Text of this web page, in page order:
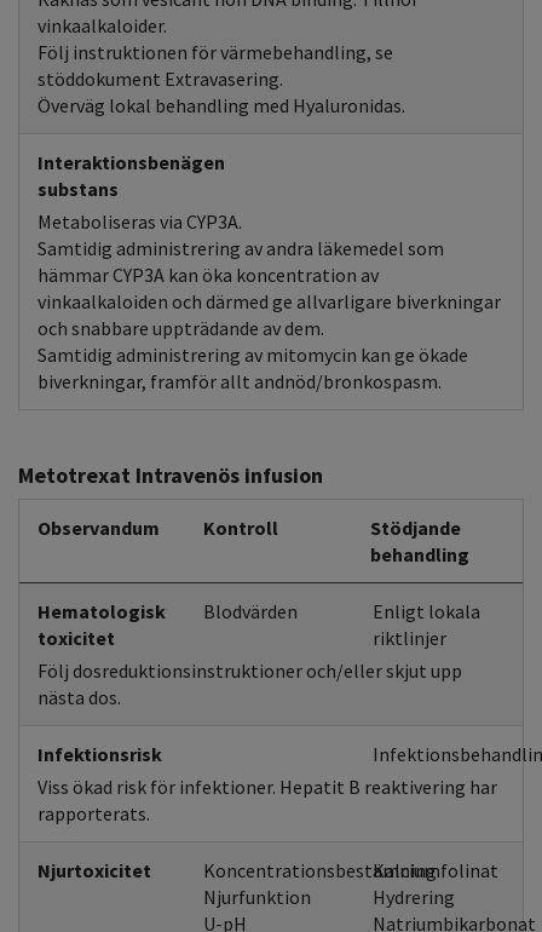
vinkaalkaloider.
Följ instruktionen för värmebehandling, se
stöddokument Extravasering.
Överväg lokal behandling med Hyaluronidas.
Interaktionsbenägen
substans
Metaboliseras via CYP3A.
Samtidig administrering av andra läkemedel som
hämmar CYP3A kan öka koncentration av
vinkaalkaloiden och därmed ge allvarligare biverkningar
och snabbare uppträdande av dem.
Samtidig administrering av mitomycin kan ge ökade
biverkningar, framför allt andnöd/bronkospasm.
Metotrexat Intravenös infusion
Observandum Kontroll
Stödjande
behandling
Hematologisk
toxicitet
Blodvärden
Enligt lokala
riktlinjer
Följ dosreduktionsinstruktioner och/eller skjut upp
nästa dos.
Infektionsrisk
Viss ökad risk för infektioner. Hepatit B reaktivering har
rapporterats.
Njurtoxicitet KoncentrationsbestämningKalciumfolinat
Njurfunktion
Hydrering
U-pH
Natriumbikarbonat